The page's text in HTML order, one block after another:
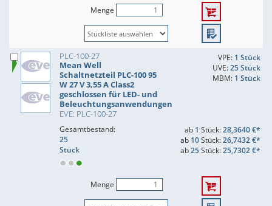
Menge
PLC-100-27
Mean Well
Schaltnetzteil PLC-100 95
W 27 V 3,55 A Class2
geschlossen für LED- und
Beleuchtungsanwendungen
EVE: PLC-100-27
VPE: 1 Stück
UVE:25 Stück
MBM: 1 Stück
Gesamtbestand:
25
Stück
ab 1 Stück:28,3640 €*
ab 10Stück:26,7432 €*
ab25Stück:25,7302 €*
Menge